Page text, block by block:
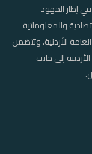
إطار الجهود
والمعلوماتية
الأردنية. وتتضمن
إلى جانب